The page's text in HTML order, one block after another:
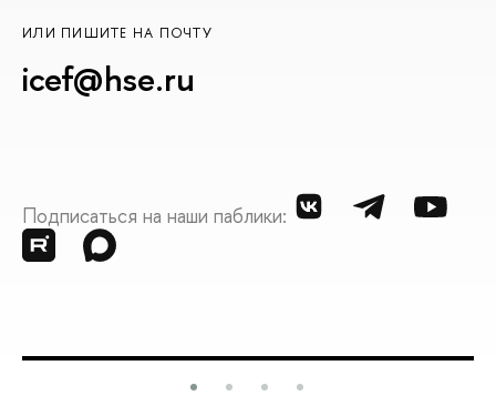
ИЛИ ПИШИТЕ НА ПОЧТУ
icef@hse.ru
Подписаться на наши паблики: